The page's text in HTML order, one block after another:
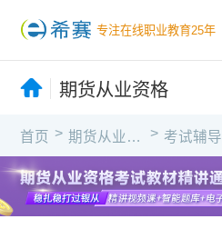
专注在线职业教育25年
期货从业资格
首页 > 期货从业资格 > 考试辅导